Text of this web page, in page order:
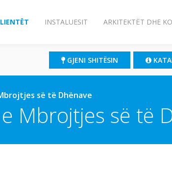
INSTALUESIT ARKITEKTËT DHE
GJENI SHITËSIN
së të Dhënave
Mbrojtjes së të